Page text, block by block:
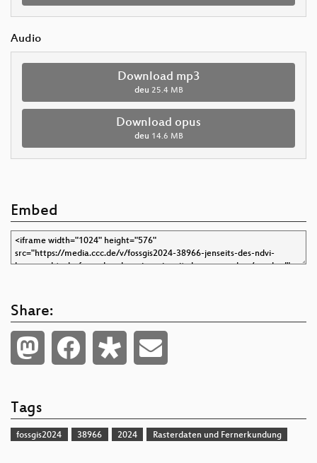
Audio
Download mp3
deu 25.4 MB
Download opus
deu 14.6 MB
Embed
Share:
Tags
fossgis2024 38966 2024 Rasterdaten und Fernerkundung